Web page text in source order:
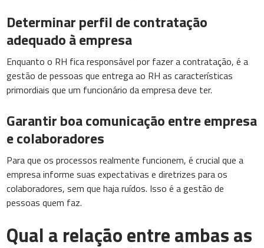
Determinar perfil de contratação
adequado à empresa
Enquanto o RH fica responsável por fazer a contratação, é a
gestão de pessoas que entrega ao RH as características
primordiais que um funcionário da empresa deve ter.
Garantir boa comunicação entre empresa
e colaboradores
Para que os processos realmente funcionem, é crucial que a
empresa informe suas expectativas e diretrizes para os
colaboradores, sem que haja ruídos. Isso é a gestão de
pessoas quem faz.
Qual a relação entre ambas as